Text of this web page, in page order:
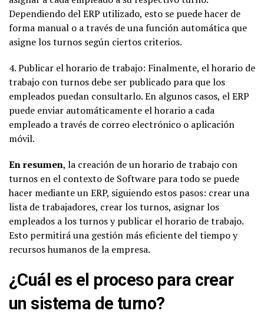
Dependiendo del ERP utilizado, esto se puede hacer de
forma manual o a través de una función automática que
asigne los turnos según ciertos criterios.
4. Publicar el horario de trabajo: Finalmente, el horario de
trabajo con turnos debe ser publicado para que los
empleados puedan consultarlo. En algunos casos, el ERP
puede enviar automáticamente el horario a cada
empleado a través de correo electrónico o aplicación
móvil.
En resumen, la creación de un horario de trabajo con
turnos en el contexto de Software para todo se puede
hacer mediante un ERP, siguiendo estos pasos: crear una
lista de trabajadores, crear los turnos, asignar los
empleados a los turnos y publicar el horario de trabajo.
Esto permitirá una gestión más eficiente del tiempo y
recursos humanos de la empresa.
¿Cuál es el proceso para crear
un sistema de turno?